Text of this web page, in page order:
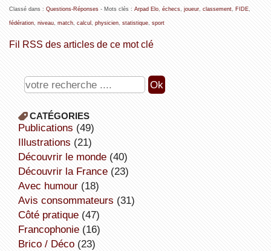
Classé dans : Questions-Réponses- Mots clés : Arpad Elo, échecs, joueur, classement, FIDE,
fédération, niveau, match, calcul physicien, statistique, sport
Fil RSS des articles de ce mot clé
CATÉGORIES
publications (49)
illustrations (21)
découvrir le monde(40)
découvrir la France(23)
avec humour(18)
avis consommateurs (31)
côté pratique(47)
Francophonie(16)
Brico / Déco(23)